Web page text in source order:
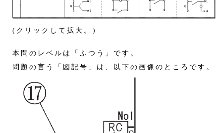
(クリックして拡大。）
本問のレベルは「ふつう」です。
問題の言う「図記号」は、以下の画像のところです。